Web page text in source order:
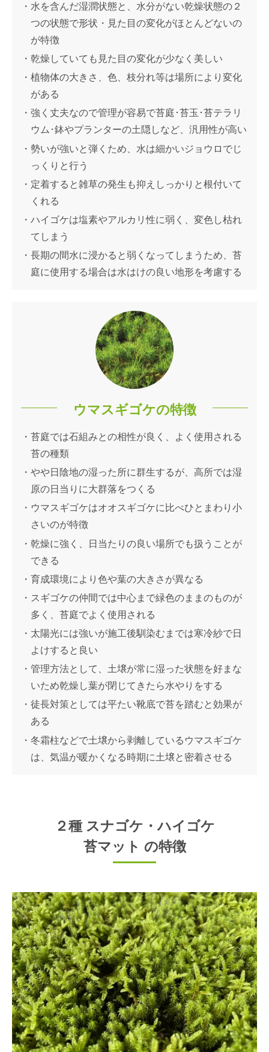
水を含んだ湿潤状態と、水分がない乾燥状態の２
つの状態で形状・見た目の変化がほとんどないの
が特徴
乾燥していても見た目の変化が少なく美しい
植物体の大きさ、色、枝分れ等は場所により変化
がある
強く丈夫なので管理が容易で苔庭･苔玉･苔テラリ
ウム･鉢やプランターの土隠しなど、汎用性が高い
勢いが強いと弾くため、水は細かいジョウロでじ
っくりと行う
定着すると雑草の発生も抑えしっかりと根付いて
くれる
ハイゴケは塩素やアルカリ性に弱く、変色し枯れ
てしまう
長期の間水に浸かると弱くなってしまうため、苔
庭に使用する場合は水はけの良い地形を考慮する
ウマスギゴケの特徴
苔庭では石組みとの相性が良く、よく使用される
苔の種類
やや日陰地の湿った所に群生するが、高所では湿
原の日当りに大群落をつくる
ウマスギゴケはオオスギゴケに比べひとまわり小
さいのが特徴
乾燥に強く、日当たりの良い場所でも扱うことが
できる
育成環境により色や葉の大きさが異なる
スギゴケの仲間では中心まで緑色のままのものが
多く、苔庭でよく使用される
太陽光には強いが施工後馴染むまでは寒冷紗で日
よけすると良い
管理方法として、土壌が常に湿った状態を好まな
いため乾燥し葉が閉じてきたら水やりをする
徒長対策としては平たい靴底で苔を踏むと効果が
ある
冬霜柱などで土壌から剥離しているウマスギゴケ
は、気温が暖かくなる時期に土壌と密着させる
２種 スナゴケ・ハイゴケ
苔マット の特徴